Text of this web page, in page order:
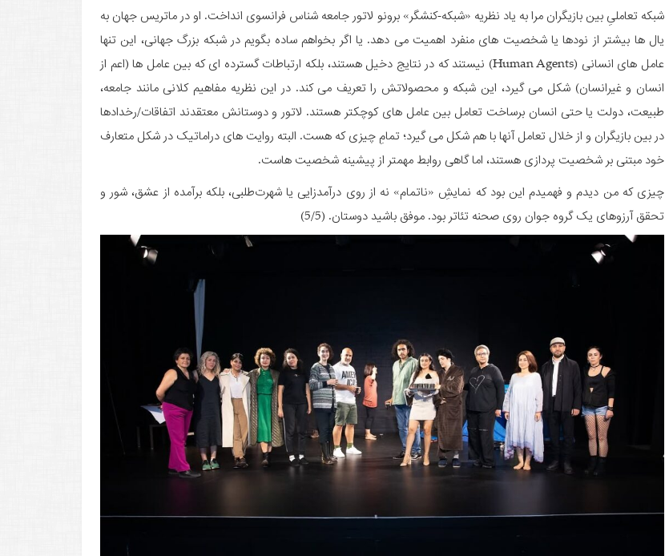
شبکه تعاملیِ بین بازیگران مرا به یاد نظریه «شبکه-کنشگر» برونو لاتور جامعه شناس فرانسوی انداخت. او در ماتریس جهان به
یال ها بیشتر از نودها یا شخصیت های منفرد اهمیت می دهد. یا اگر بخواهم ساده بگویم در شبکه بزرگ جهانی، این تنها
عامل های انسانی (Human Agents) نیستند که در نتایج دخیل هستند، بلکه ارتباطات گسترده ای که بین عامل ها (اعم از
انسان و غیرانسان) شکل می گیرد، این شبکه و محصولاتش را تعریف می کند. در این نظریه مفاهیم کلانی مانند جامعه،
طبیعت، دولت یا حتی انسان برساخت تعامل بین عامل های کوچکتر هستند. لاتور و دوستانش معتقدند اتفاقات/رخدادها
در بین بازیگران و از خلال تعامل آنها با هم شکل می گیرد؛ تمامِ چیزی که هست. البته روایت های دراماتیک در شکل متعارف
خود مبتنی بر شخصیت پردازی هستند، اما گاهی روابط مهمتر از پیشینه شخصیت هاست.
چیزی که من دیدم و فهمیدم این بود که نمایشِ «ناتمام» نه از روی درآمدزایی یا شهرت‌طلبی، بلکه برآمده از عشق، شور و
تحقق آرزوهای یک گروه جوان روی صحنه تئاتر بود. موفق باشید دوستان. (5/5)